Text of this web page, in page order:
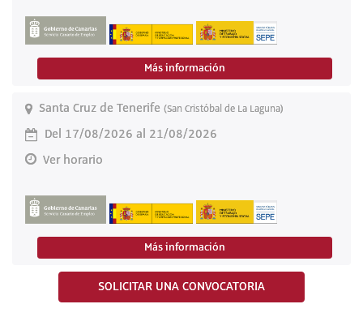
Más información
Santa Cruz de Tenerife (San Cristóbal de La Laguna)
Del 17/08/2026 al 21/08/2026
Ver horario
Más información
SOLICITAR UNA CONVOCATORIA